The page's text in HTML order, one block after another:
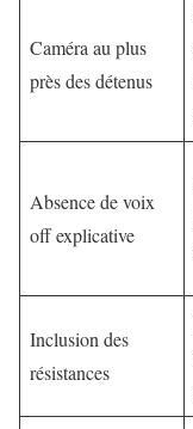
Caméra au plus
près des détenus
Absence de voix
off explicative
Inclusion des
résistances